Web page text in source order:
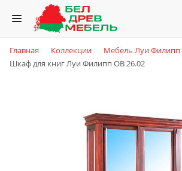
Главная Коллекции
Мебель Луи Филипп
Шкаф для книг Луи Филипп ОВ 26.02